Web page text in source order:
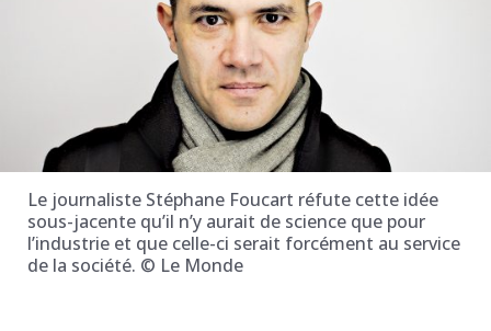
Le journaliste Stéphane Foucart réfute cette idée
sous-jacente qu’il n’y aurait de science que pour
l’industrie et que celle-ci serait forcément au service
de la société. © Le Monde